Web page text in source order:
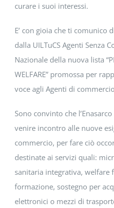
curare i suoi interessi.
E’ con gioia che ti comunico
dalla UILTuCS Agenti Senza
Nazionale della nuova lista
WELFARE” promossa per
voce agli Agenti di
Sono convinto che
venire incontro alle nuove
commercio, per fare ciò
destinate ai servizi quali:
sanitaria integrativa, welfare
formazione, sostegno per
elettronici o mezzi di